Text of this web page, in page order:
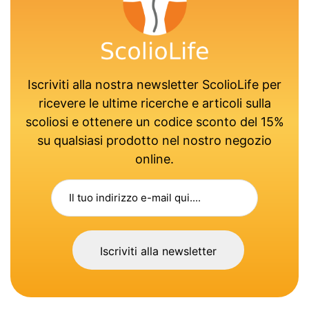
Iscriviti alla nostra newsletter ScolioLife per
ricevere le ultime ricerche e articoli sulla
scoliosi e ottenere un codice sconto del 15%
su qualsiasi prodotto nel nostro negozio
online.
Iscriviti alla newsletter